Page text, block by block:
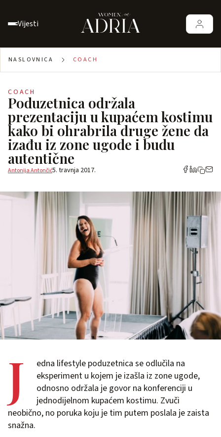
Vijesti
NASLOVNICA COACH
COACH
Poduzetnica održala
prezentaciju u kupaćem kostimu
kako bi ohrabrila druge žene da
izađu iz zone ugode i budu
autentične
Antonija Antončić5. travnja 2017.
J
edna lifestyle poduzetnica se odlučila na
eksperiment u kojem je izašla iz zone ugode,
odnosno održala je govor na konferenciji u
jednodijelnom kupaćem kostimu. Zvuči
neobično, no poruka koju je tim putem poslala je zaista
snažna.